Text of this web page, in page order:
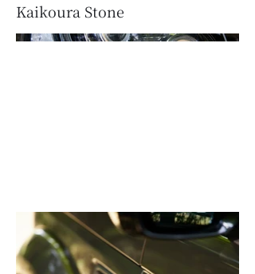
Kaikoura Stone